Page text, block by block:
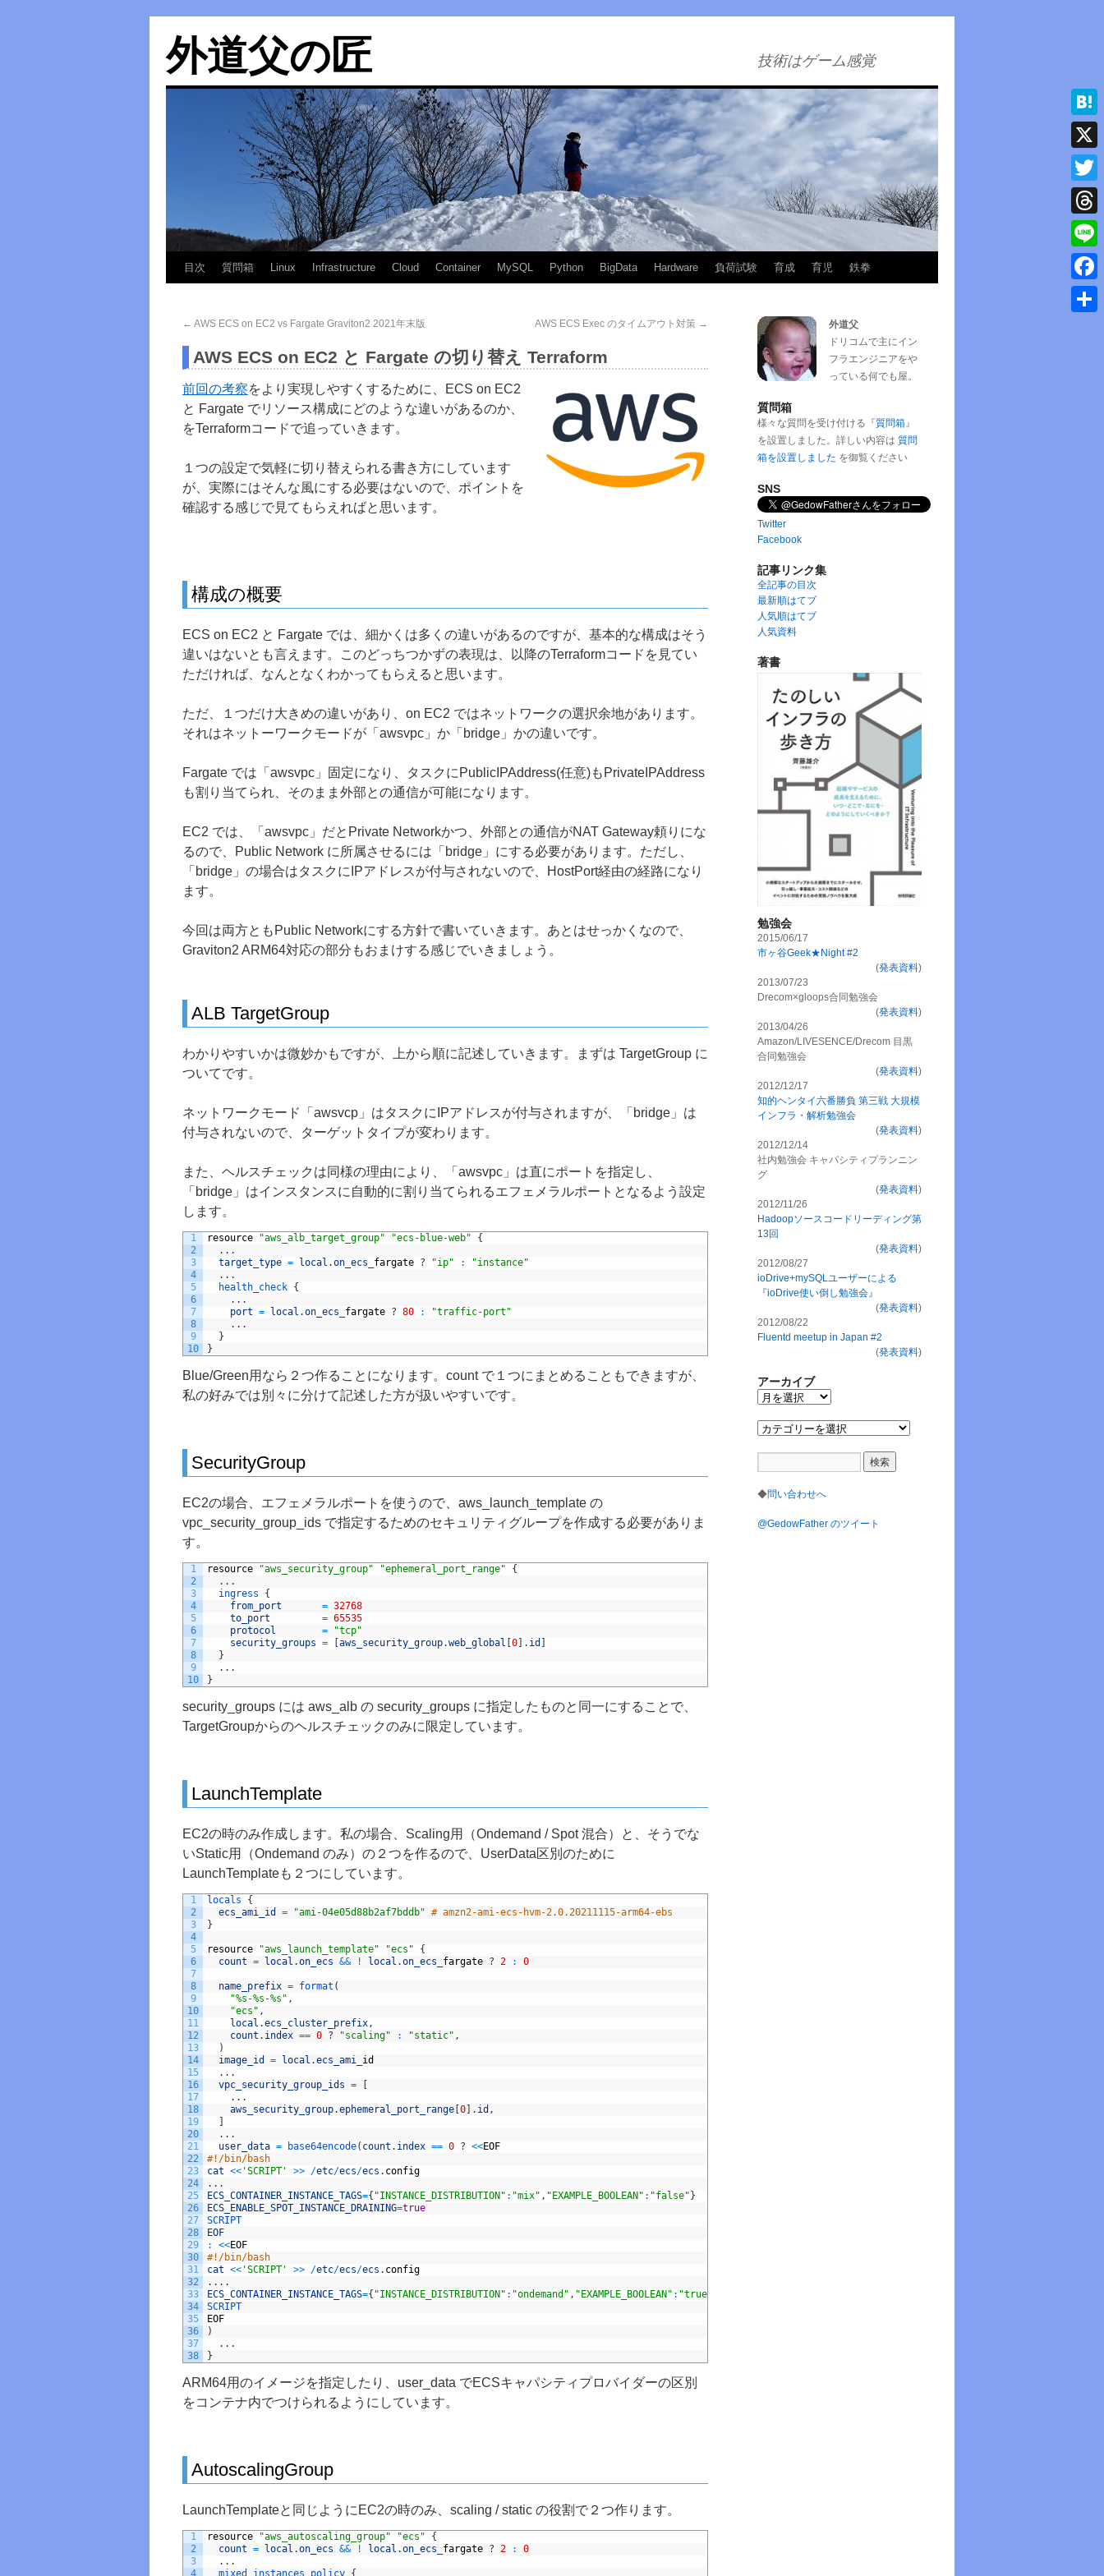
外道父の匠 技術はゲーム感覚
目次 質問箱 Linux Infrastructure Cloud Container MySQL Python BigData Hardware 負荷試験 育成 育児 鉄拳
← AWS ECS on EC2 vs Fargate Graviton2 2021年末版 AWS ECS Exec のタイムアウト対策 →
AWS ECS on EC2 と Fargate の切り替え Terraform
前回の考察をより実現しやすくするために、ECS on EC2
と Fargate でリソース構成にどのような違いがあるのか、
をTerraformコードで追っていきます。
１つの設定で気軽に切り替えられる書き方にしています
が、実際にはそんな風にする必要はないので、ポイントを
確認する感じで見てもらえればと思います。
構成の概要
ECS on EC2 と Fargate では、細かくは多くの違いがあるのですが、基本的な構成はそう
違いはないとも言えます。このどっちつかずの表現は、以降のTerraformコードを見てい
ただければ、なんとなくわかってもらえると思います。
ただ、１つだけ大きめの違いがあり、on EC2 ではネットワークの選択余地があります。
それはネットーワークモードが「awsvpc」か「bridge」かの違いです。
Fargate では「awsvpc」固定になり、タスクにPublicIPAddress(任意)もPrivateIPAddress
も割り当てられ、そのまま外部との通信が可能になります。
EC2 では、「awsvpc」だとPrivate Networkかつ、外部との通信がNAT Gateway頼りにな
るので、Public Network に所属させるには「bridge」にする必要があります。ただし、
「bridge」の場合はタスクにIPアドレスが付与されないので、HostPort経由の経路になり
ます。
今回は両方ともPublic Networkにする方針で書いていきます。あとはせっかくなので、
Graviton2 ARM64対応の部分もおまけする感じでいきましょう。
ALB TargetGroup
わかりやすいかは微妙かもですが、上から順に記述していきます。まずは TargetGroup に
ついてです。
ネットワークモード「awsvcp」はタスクにIPアドレスが付与されますが、「bridge」は
付与されないので、ターゲットタイプが変わります。
また、ヘルスチェックは同様の理由により、「awsvpc」は直にポートを指定し、
「bridge」はインスタンスに自動的に割り当てられるエフェメラルポートとなるよう設定
します。
1
2
3
4
5
6
7
8
9
10
resource "aws_alb_target_group" "ecs-blue-web"
{
. . .
target_type = local .on_ecs fargate ? "ip" :
"instance"
. . .
health_check {
. . .
port = local .on_ecs fargate ? 80 :
"traffic-port"
. . .
}
}
Blue/Green用なら２つ作ることになります。count で１つにまとめることもできますが、
私の好みでは別々に分けて記述した方が扱いやすいです。
SecurityGroup
EC2の場合、エフェメラルポートを使うので、aws_launch_template の
vpc_security_group_ids で指定するためのセキュリティグループを作成する必要がありま
す。
1
2
3
4
5
6
7
8
9
10
resource "aws_security_group" "ephemeral_port_range"
{
. . .
ingress
{
from_port
= 32768
to_port
= 65535
protocol
=
"tcp"
security_groups = aws_security_group.web_global 0 . id
}
. . .
}
security_groups には aws_alb の security_groups に指定したものと同一にすることで、
TargetGroupからのヘルスチェックのみに限定しています。
LaunchTemplate
EC2の時のみ作成します。私の場合、Scaling用（Ondemand / Spot 混合）と、そうでな
いStatic用（Ondemand のみ）の２つを作るので、UserData区別のために
LaunchTemplateも２つにしています。
1
2
3
4
5
6
7
8
9
10
11
12
13
14
15
16
17
18
19
20
21
22
23
24
25
26
27
28
29
30
31
32
33
34
35
36
37
38
locals
{
ecs_ami_id
= "ami-04e05d88b2af7bddb" # amzn2-ami-ecs-hvm-2.0.20211115-arm64-ebs
}
resource "aws_launch_template" "ecs"
{
count = local .on_ecs && ! local .on_ecs fargate ? 2 : 0
name_prefix = format (
"%s-%s-%s" ,
"ecs" ,
local .ecs_cluster_prefix,
count . index == 0 ? "scaling" : "static" ,
)
image_id
= local .ecs_ami id
. . .
vpc_security_group_ids =
. . .
aws_security_group.ephemeral_port_range 0 . id ,
. . .
user_data = base64encode( count . index == 0 ? <<EOF
#!/bin/bash
cat << 'SCRIPT' >> /etc/ecs/ecs . config
. . .
ECS_CONTAINER_INSTANCE_TAGS={ "INSTANCE_DISTRIBUTION" : "mix" , "EXAMPLE_BOOLEAN" : "false" }
ECS_ENABLE_SPOT_INSTANCE_DRAINING=true
SCRIPT
EOF
:
<<EOF
#!/bin/bash
cat << 'SCRIPT' >> /etc/ecs/ecs . config
. . . .
ECS_CONTAINER_INSTANCE_TAGS={ "INSTANCE_DISTRIBUTION" : "ondemand" , "EXAMPLE_BOOLEAN" : "true"
SCRIPT
EOF
)
. . .
}
ARM64用のイメージを指定したり、user_data でECSキャパシティプロバイダーの区別
をコンテナ内でつけられるようにしています。
AutoscalingGroup
LaunchTemplateと同じようにEC2の時のみ、scaling / static の役割で２つ作ります。
1
2
3
4
resource "aws_autoscaling_group" "ecs"
{
count = local .on_ecs && ! local .on_ecs fargate ? 2 :
0
. . .
mixed_instances_policy {
外道父
ドリコムで主にイン
フラエンジニアをや
っている何でも屋。
質問箱
様々な質問を受け付ける『質問箱』
を設置しました。詳しい内容は 質問
箱を設置しました を御覧ください
SNS
Twitter
Facebook
記事リンク集
全記事の目次
最新順はてブ
人気順はてブ
人気資料
著書
勉強会
2015/06/17
市ヶ谷Geek★Night #2
(発表資料)
2013/07/23
Drecom×gloops合同勉強会
(発表資料)
2013/04/26
Amazon/LIVESENCE/Drecom 目黒
合同勉強会
(発表資料)
2012/12/17
知的ヘンタイ六番勝負 第三戦 大規模
インフラ・解析勉強会
(発表資料)
2012/12/14
社内勉強会 キャパシティプランニン
グ
(発表資料)
2012/11/26
Hadoopソースコードリーディング第
13回
(発表資料)
2012/08/27
ioDrive+mySQLユーザーによる
『ioDrive使い倒し勉強会』
(発表資料)
2012/08/22
Fluentd meetup in Japan #2
(発表資料)
アーカイブ
◆問い合わせへ
@GedowFather のツイート
Hatena
X
Twitter
Line